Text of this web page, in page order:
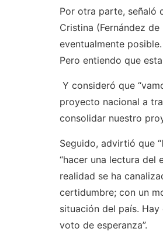
Por otra parte, señaló
Cristina (Fernández
eventualmente
Pero entiendo que
Y consideró que
proyecto nacional a
consolidar nuestro
Seguido, advirtió que
“hacer una lectura del
realidad se ha
certidumbre; con un
situación del país.
voto de esperanza”.